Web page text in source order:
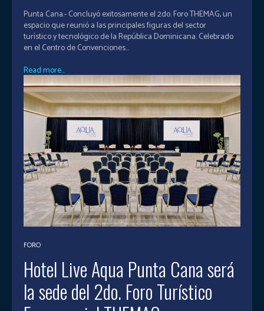
Punta Cana.- Concluyó exitosamente el 2do. Foro THEMAG, un
espacio que reunió a las principales figuras del sector
turístico y tecnológico de la República Dominicana. Celebrado
en el Centro de Convenciones...
Read more...
FORO
Hotel Live Aqua Punta Cana será
la sede del 2do. Foro Turístico